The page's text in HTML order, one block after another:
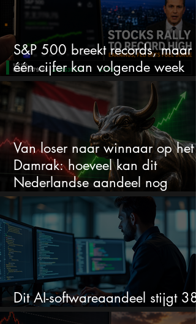
S&P 500 breekt records, maar
één cijfer kan volgende week
alles veranderen
Van loser naar winnaar op het
Damrak: hoeveel kan dit
Nederlandse aandeel nog
stijgen?
Dit AI-softwareaandeel stijgt
en zet de SaaS-crash op zijn